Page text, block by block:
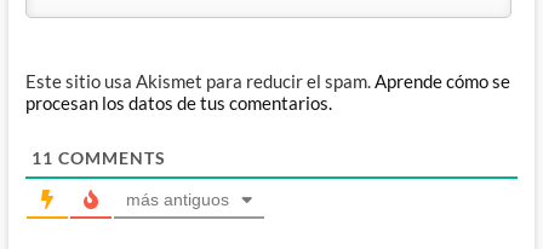
Este sitio usa Akismet para reducir el spam.Aprende cómo se
procesan los datos de tus comentarios.
11 COMMENTS
más antiguos